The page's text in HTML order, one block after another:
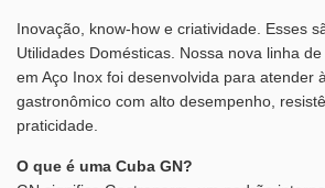
Inovação, know-how e criatividade. Esses
Utilidades Domésticas. Nossa nova linha
em Aço Inox foi desenvolvida para atender
gastronômico com alto desempenho,
praticidade.
O que é uma Cuba GN?